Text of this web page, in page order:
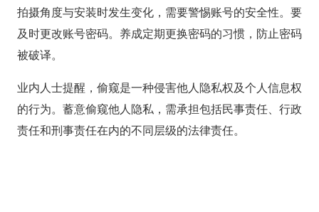
拍摄角度与安装时发生变化，需要警惕账号的安全性。要
及时更改账号密码。养成定期更换密码的习惯，防止密码
被破译。
业内人士提醒，偷窥是一种侵害他人隐私权及个人信息权
的行为。蓄意偷窥他人隐私，需承担包括民事责任、行政
责任和刑事责任在内的不同层级的法律责任。